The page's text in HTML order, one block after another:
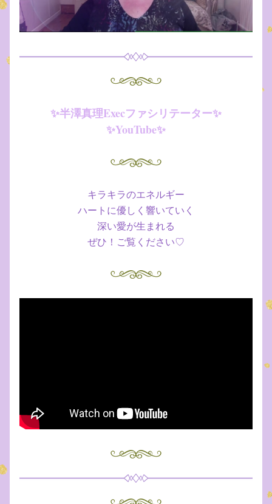
✨半澤真理Execファシリテーター✨
✨YouTube✨
キラキラのエネルギー
ハートに優しく響いていく
深い愛が生まれる
ぜひ！ご覧ください♡